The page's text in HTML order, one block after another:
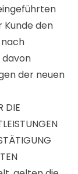
Kunde den
davon
der neuen
DIE